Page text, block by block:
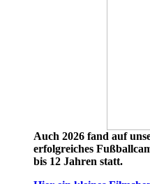
Auch 2026 fand auf
erfolgreiches
bis 12 Jahren statt.